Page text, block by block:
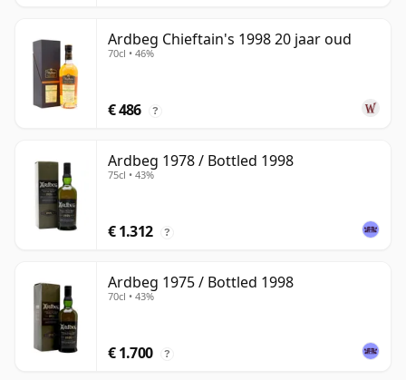
Ardbeg Chieftain's 1998 20 jaar oud
70cl • 46%
€ 486 ?
Ardbeg 1978 / Bottled 1998
75cl • 43%
€ 1.312 ?
Ardbeg 1975 / Bottled 1998
70cl • 43%
€ 1.700 ?